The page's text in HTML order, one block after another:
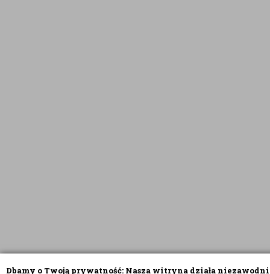
Dbamy o Twoją prywatność: Nasza witryna działa